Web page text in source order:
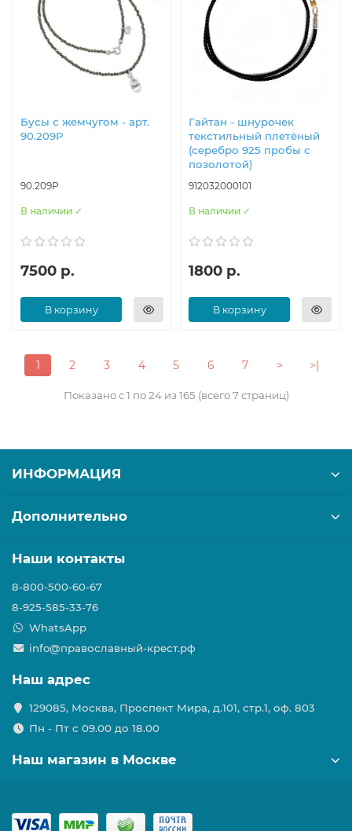
Бусы с жемчугом - арт.
90.209Р
90.209Р
В наличии ✓
7500 р.
В корзину
Гайтан - шнурочек
текстильный плетёный
(серебро 925 пробы с
позолотой)
912032000101
В наличии ✓
1800 р.
В корзину
1 2 3 4 5 6 7 > >|
Показано с 1 по 24 из 165 (всего 7 страниц)
ИНФОРМАЦИЯ
Дополнительно
Наши контакты
8-800-500-60-67
8-925-585-33-76
WhatsApp
info@православный-крест.рф
Наш адрес
129085, Москва, Проспект Мира, д.101, стр.1, оф. 803
Пн - Пт с 09.00 до 18.00
Наш магазин в Москве